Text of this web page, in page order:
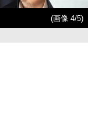
(画像 4/5)